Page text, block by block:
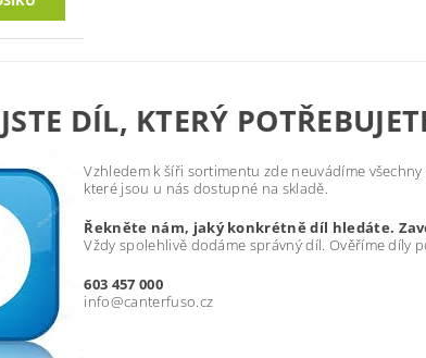
DÍL, KTERÝ
Vzhledem k šíři sortimentu zde neuvádíme všechny
které jsou u nás dostupné na skladě.
Řekněte nám, jaký konkrétně díl hledáte.
Vždy spolehlivě dodáme správný díl. Ověříme díly
603 457 000
info@canterfuso.cz